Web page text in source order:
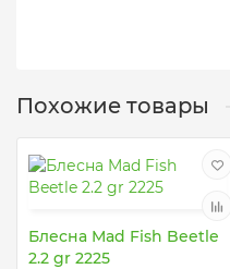
Похожие товары
Блесна Mad Fish Beetle
2.2 gr 2225